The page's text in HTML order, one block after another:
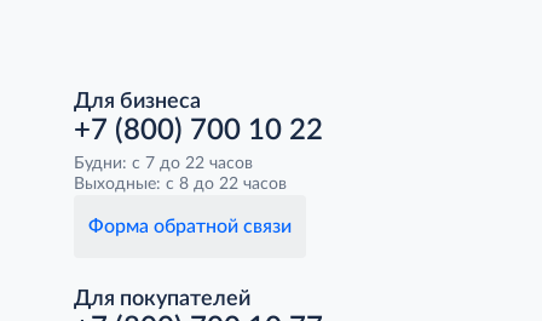
Для бизнеса
+7 (800) 700 10 22
Будни: с 7 до 22 часов
Выходные: с 8 до 22 часов
Форма обратной связи
Для покупателей